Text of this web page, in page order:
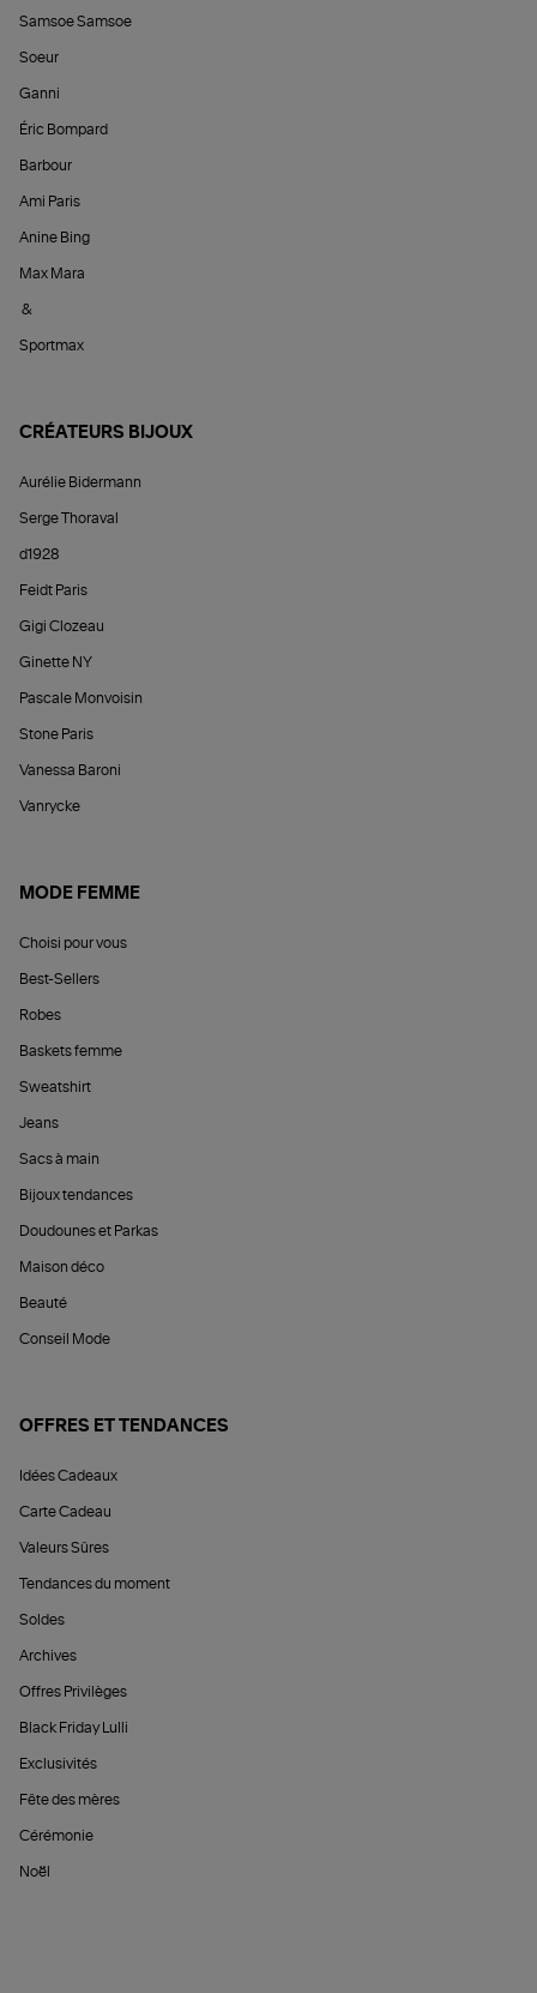
Samsoe Samsoe
Soeur
Ganni
Éric Bompard
Barbour
Ami Paris
Anine Bing
Max Mara
&
Sportmax
CRÉATEURS BIJOUX
Aurélie Bidermann
Serge Thoraval
d1928
Feidt Paris
Gigi Clozeau
Ginette NY
Pascale Monvoisin
Stone Paris
Vanessa Baroni
Vanrycke
MODE FEMME
Choisi pour vous
Best-Sellers
Robes
Baskets femme
Sweatshirt
Jeans
Sacs à main
Bijoux tendances
Doudounes et Parkas
Maison déco
Beauté
Conseil Mode
OFFRES ET TENDANCES
Idées Cadeaux
Carte Cadeau
Valeurs Sûres
Tendances du moment
Soldes
Archives
Offres Privilèges
Black Friday Lulli
Exclusivités
Fête des mères
Cérémonie
Noël